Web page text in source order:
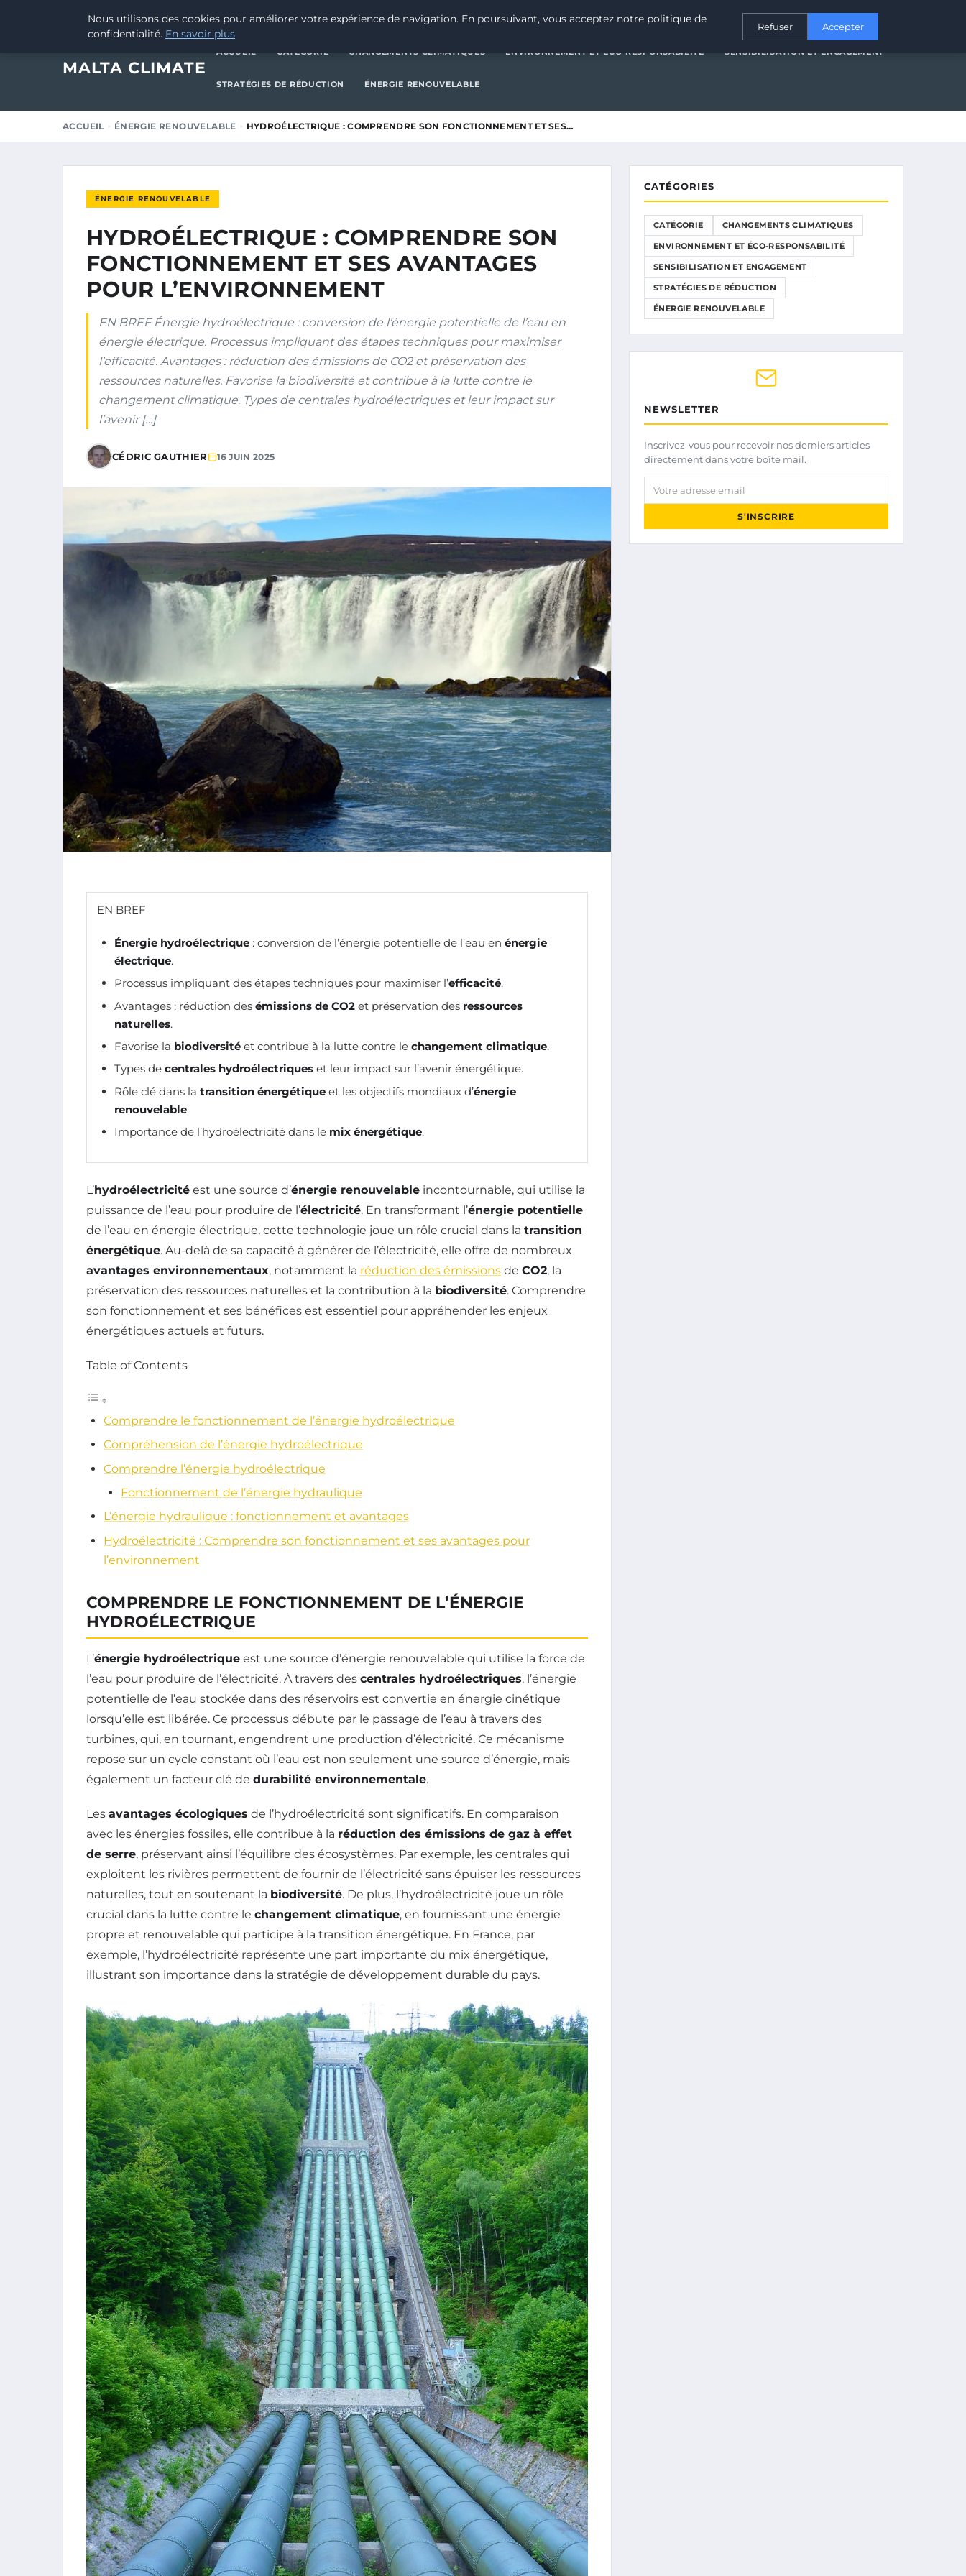
16 JUIN 2025 CATÉGORIE CHANGEMENTS CLIMATIQUES ENVIRONNEMENT ET ÉCO-RESPONSABILITÉSENSIBILISATION ET ENGAGEMENT
MALTA CLIMATE
ACCUEIL CATÉGORIE CHANGEMENTS CLIMATIQUES ENVIRONNEMENT ET ÉCO-RESPONSABILITÉ SENSIBILISATION ET ENGAGEMENT
STRATÉGIES DE RÉDUCTION ÉNERGIE RENOUVELABLE
ACCUEIL ÉNERGIE RENOUVELABLE HYDROÉLECTRIQUE : COMPRENDRE SON FONCTIONNEMENT ET SES…
ÉNERGIE RENOUVELABLE
HYDROÉLECTRIQUE : COMPRENDRE SON
FONCTIONNEMENT ET SES AVANTAGES
POUR L’ENVIRONNEMENT
EN BREF Énergie hydroélectrique : conversion de l’énergie potentielle de l’eau en
énergie électrique. Processus impliquant des étapes techniques pour maximiser
l’efficacité. Avantages : réduction des émissions de CO2 et préservation des
ressources naturelles. Favorise la biodiversité et contribue à la lutte contre le
changement climatique. Types de centrales hydroélectriques et leur impact sur
l’avenir […]
CÉDRIC GAUTHIER 16 JUIN 2025
EN BREF
Énergie hydroélectrique : conversion de l’énergie potentielle de l’eau en énergie
électrique.
Processus impliquant des étapes techniques pour maximiser l’efficacité.
Avantages : réduction des émissions de CO2 et préservation des ressources
naturelles.
Favorise la biodiversité et contribue à la lutte contre le changement climatique.
Types de centrales hydroélectriques et leur impact sur l’avenir énergétique.
Rôle clé dans la transition énergétique et les objectifs mondiaux d’énergie
renouvelable.
Importance de l’hydroélectricité dans le mix énergétique.
L’hydroélectricité est une source d’énergie renouvelable incontournable, qui utilise la
puissance de l’eau pour produire de l’électricité. En transformant l’énergie potentielle
de l’eau en énergie électrique, cette technologie joue un rôle crucial dans la transition
énergétique. Au-delà de sa capacité à générer de l’électricité, elle offre de nombreux
avantages environnementaux, notamment la réduction des émissions de CO2, la
préservation des ressources naturelles et la contribution à la biodiversité. Comprendre
son fonctionnement et ses bénéfices est essentiel pour appréhender les enjeux
énergétiques actuels et futurs.
Table of Contents
Comprendre le fonctionnement de l’énergie hydroélectrique
Compréhension de l’énergie hydroélectrique
Comprendre l’énergie hydroélectrique
Fonctionnement de l’énergie hydraulique
L’énergie hydraulique : fonctionnement et avantages
Hydroélectricité : Comprendre son fonctionnement et ses avantages pour
l’environnement
COMPRENDRE LE FONCTIONNEMENT DE L’ÉNERGIE
HYDROÉLECTRIQUE
L’énergie hydroélectrique est une source d’énergie renouvelable qui utilise la force de
l’eau pour produire de l’électricité. À travers des centrales hydroélectriques, l’énergie
potentielle de l’eau stockée dans des réservoirs est convertie en énergie cinétique
lorsqu’elle est libérée. Ce processus débute par le passage de l’eau à travers des
turbines, qui, en tournant, engendrent une production d’électricité. Ce mécanisme
repose sur un cycle constant où l’eau est non seulement une source d’énergie, mais
également un facteur clé de durabilité environnementale.
Les avantages écologiques de l’hydroélectricité sont significatifs. En comparaison
avec les énergies fossiles, elle contribue à la réduction des émissions de gaz à effet
de serre, préservant ainsi l’équilibre des écosystèmes. Par exemple, les centrales qui
exploitent les rivières permettent de fournir de l’électricité sans épuiser les ressources
naturelles, tout en soutenant la biodiversité. De plus, l’hydroélectricité joue un rôle
crucial dans la lutte contre le changement climatique, en fournissant une énergie
propre et renouvelable qui participe à la transition énergétique. En France, par
exemple, l’hydroélectricité représente une part importante du mix énergétique,
illustrant son importance dans la stratégie de développement durable du pays.
CATÉGORIES
CATÉGORIE CHANGEMENTS CLIMATIQUES
ENVIRONNEMENT ET ÉCO-RESPONSABILITÉ
SENSIBILISATION ET ENGAGEMENT
STRATÉGIES DE RÉDUCTION
ÉNERGIE RENOUVELABLE
NEWSLETTER
Inscrivez-vous pour recevoir nos derniers articles
directement dans votre boîte mail.
Votre adresse email
S'INSCRIRE
Nous utilisons des cookies pour améliorer votre expérience de navigation. En poursuivant, vous acceptez notre politique de
confidentialité. En savoir plus
Refuser Accepter